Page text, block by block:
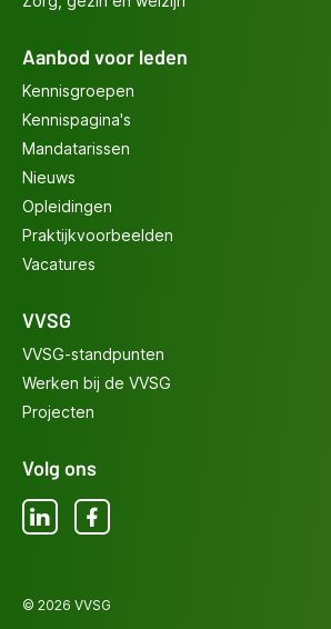
Aanbod voor leden
Kennisgroepen
Kennispagina's
Mandatarissen
Nieuws
Opleidingen
Praktijkvoorbeelden
Vacatures
VVSG
VVSG-standpunten
Werken bij de VVSG
Projecten
Volg ons
LinkedInFacebook
© 2026 VVSG